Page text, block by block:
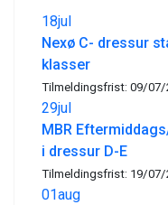
18jul
Nexø C- dressur
klasser
Tilmeldingsfrist: 09/07/
29jul
MBR
i dressur D-E
Tilmeldingsfrist: 19/07/
01aug